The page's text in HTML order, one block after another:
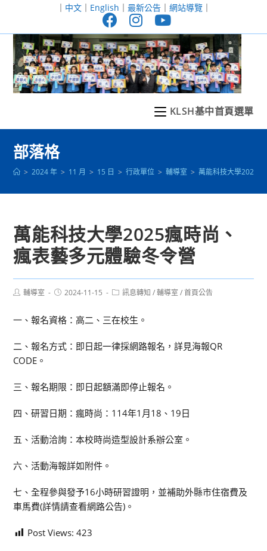
至
｜ 中文｜ English ｜ 最新公告｜ 網站導覽｜
KLSH基中首頁選單
部落格
> 2024 年 > 11 月 > 15 日 > 行政單位 > 輔導室 > 萬能科技大學2025
萬能科技大學2025瘋時尚、
瘋表藝多元體驗冬令營
Post輔導室
Post2024-11-15
Post訊息轉知 / 輔導室 / 首頁公告
一、報名資格：高二、三在校生。
二、報名方式：即日起一律採網路報名，詳見海報QR
CODE。
三、報名期限：即日起額滿即停止報名。
四、研習日期：瘋時尚：114年1月18、19日
五、活動洽詢：本校時尚造型設計系辦公室。
六、活動海報詳如附件。
七、全程參與發予16小時研習證明，並補助外縣市住宿費及
車馬費(詳情請查看網路公告)。
Post Views: 423